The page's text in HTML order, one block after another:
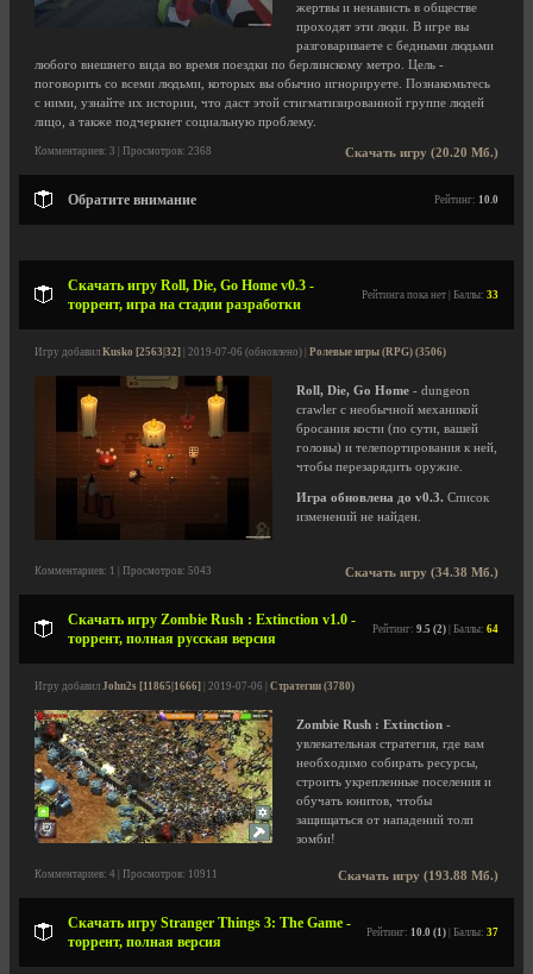
жертвы и ненависть в обществе
проходят эти люди. В игре вы
разговариваете с бедными людьми
любого внешнего вида во время поездки по берлинскому метро. Цель -
поговорить со всеми людьми, которых вы обычно игнорируете. Познакомьтесь
с ними, узнайте их истории, что даст этой стигматизированной группе людей
лицо, а также подчеркнет социальную проблему.
Скачать игру (20.20 Мб.)
Комментариев: 3 | Просмотров: 2368
Обратите внимание Рейтинг: 10.0
Скачать игру Roll, Die, Go Home v0.3 -
торрент, игра на стадии разработки
Рейтинга пока нет | Баллы: 33
Игру добавил Kusko [2563|32] | 2019-07-06 (обновлено) | Ролевые игры (RPG) (3506)
Roll, Die, Go Home - dungeon
crawler с необычной механикой
бросания кости (по сути, вашей
головы) и телепортирования к ней,
чтобы перезарядить оружие.
Игра обновлена до v0.3. Список
изменений не найден.
Скачать игру (34.38 Мб.)
Комментариев: 1 | Просмотров: 5043
Скачать игру Zombie Rush : Extinction v1.0 -
торрент, полная русская версия
Рейтинг: 9.5 (2) | Баллы: 64
Игру добавил John2s [11865|1666] | 2019-07-06 | Стратегии (3780)
Zombie Rush : Extinction -
увлекательная стратегия, где вам
необходимо собирать ресурсы,
строить укрепленные поселения и
обучать юнитов, чтобы
защищаться от нападений толп
зомби!
Скачать игру (193.88 Мб.)
Комментариев: 4 | Просмотров: 10911
Скачать игру Stranger Things 3: The Game -
торрент, полная версия
Рейтинг: 10.0 (1) | Баллы: 37